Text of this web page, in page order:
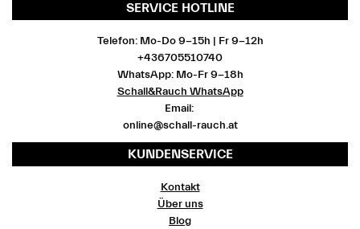
SERVICE HOTLINE
Telefon: Mo-Do 9-15h | Fr 9-12h
+436705510740
WhatsApp: Mo-Fr 9-18h
Schall&Rauch WhatsApp
Email:
online@schall-rauch.at
KUNDENSERVICE
Kontakt
Über uns
Blog